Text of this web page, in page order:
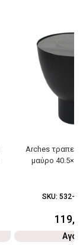
Arches
μαύρο
SKU: 532-